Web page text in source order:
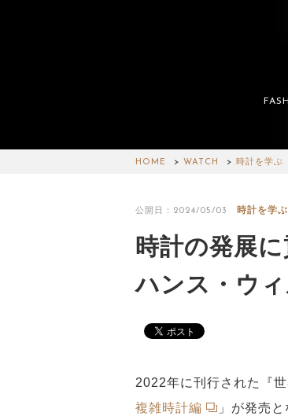
HOME WATCH 時計を学ぶ
公開日：2024/05/03 時計を学ぶ
時計の発展
ハンス・ウ
2022年に刊行された『
複雑時計編
」が発売